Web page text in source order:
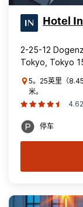
Hotel
2-25-12
Tokyo, Tokyo
5。25英里（
米。
4.62
停车